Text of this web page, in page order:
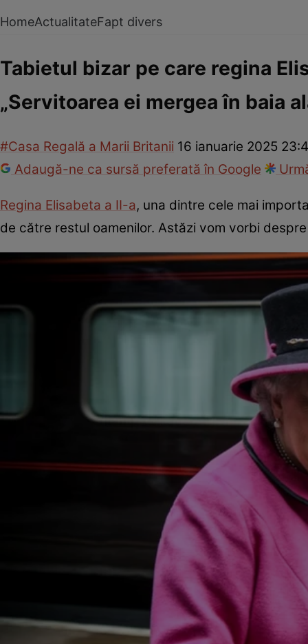
HomeActualitateFapt divers
Tabietul bizar pe care regina
„Servitoarea ei mergea în baia
#Casa Regală a Marii Britanii 16 ianuarie 2025
Adaugă-ne ca sursă preferată în Google
Regina Elisabeta a II-a, una dintre cele mai
de către restul oamenilor. Astăzi vom vorbi